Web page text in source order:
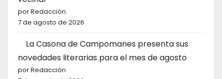
por Redacción
7 de agosto de 2026
La Casona de Campomanes presenta sus
novedades literarias para el mes de agosto
por Redacción